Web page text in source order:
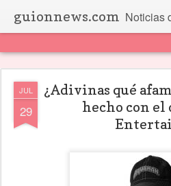
guionnews.com Noticias de
JUL
29
¿Adivinas qué
hecho con el